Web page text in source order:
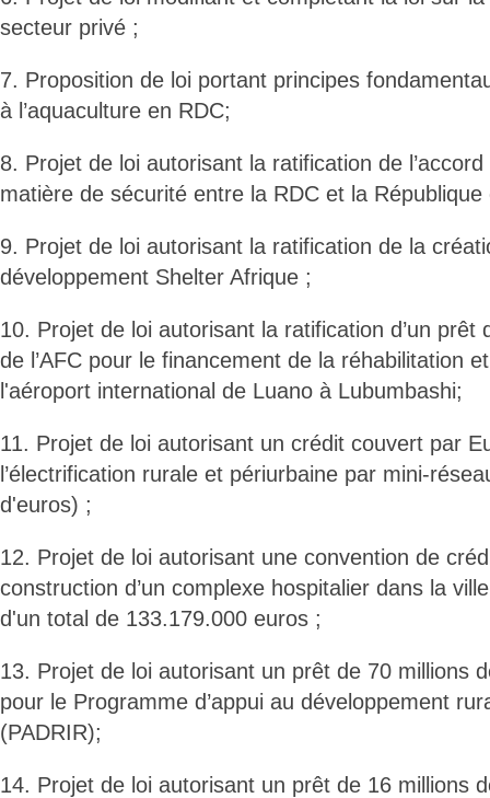
secteur privé ;
7. Proposition de loi portant principes
à l’aquaculture en RDC;
8. Projet de loi autorisant la ratification de
matière de sécurité entre la RDC et la République
9. Projet de loi autorisant la ratification de la
développement Shelter Afrique ;
10. Projet de loi autorisant la ratification d’un prêt
de l’AFC pour le financement de la réhabilitation
l'aéroport international de Luano à Lubumbashi;
11. Projet de loi autorisant un crédit couvert par
l’électrification rurale et périurbaine par mini-
d'euros) ;
12. Projet de loi autorisant une convention de
construction d’un complexe hospitalier dans la
d'un total de 133.179.000 euros ;
13. Projet de loi autorisant un prêt de 70 millions
pour le Programme d’appui au développement
(PADRIR);
14. Projet de loi autorisant un prêt de 16 millions